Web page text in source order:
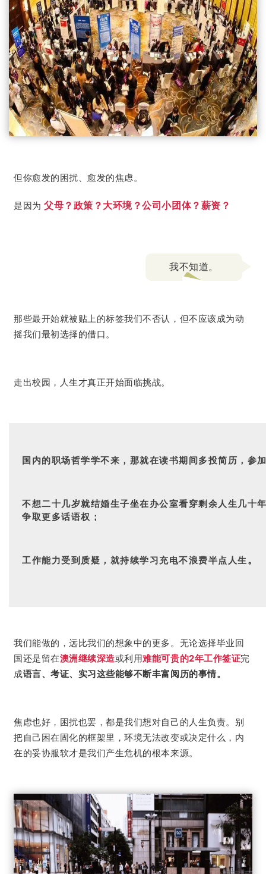
但你愈发的困扰、愈发的焦虑。
是因为父母？政策？大环境？公司小团体？薪资？
我不知道。
那些最开始就被贴上的标签我们不否认，但不应该成为动
摇我们最初选择的借口。
走出校园，人生才真正开始面临挑战。
国内的职场哲学学不来，那就在读书期间多投简历，参
不想二十几岁就结婚生子坐在办公室看穿剩余人生几十
争取更多话语权；
工作能力受到质疑，就持续学习充电不浪费半点人生 。
我们能做的，远比我们的想象中的更多。 无论选择毕业回
国还是留在澳洲继续深造或利用难能可贵的2年工作签证完
成语言、考证、实习这些能够不断丰富阅历的事情。
焦虑也好，困扰也罢，都是我们想对自己的人生负责。 别
把自己困在固化的框架里，环境无法改变或决定什么，内
在的妥协服软才是我们产生危机的根本来源。